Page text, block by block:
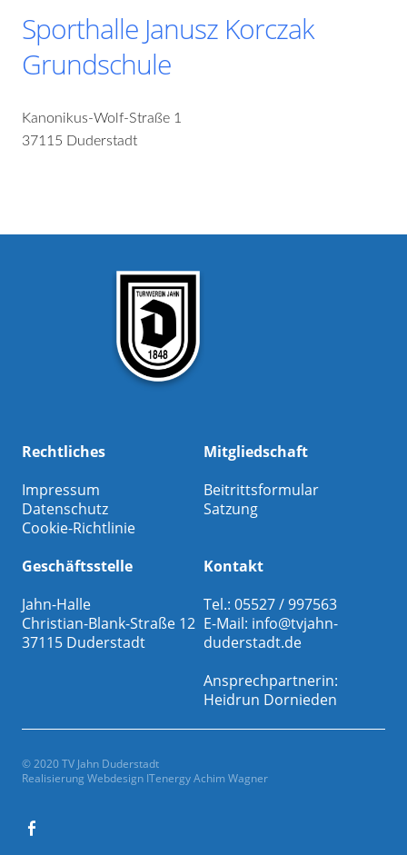
Sporthalle Janusz Korczak
Grundschule
Kanonikus-Wolf-Straße 1
37115 Duderstadt
Rechtliches
Impressum
Datenschutz
Cookie-Richtlinie
Mitgliedschaft
Beitrittsformular
Satzung
Geschäftsstelle
Jahn-Halle
Christian-Blank-Straße 12
37115 Duderstadt
Kontakt
Tel.: 05527 / 997563
E-Mail: info@tvjahn-
duderstadt.de
Ansprechpartnerin:
Heidrun Dornieden
© 2020 TV Jahn Duderstadt
Realisierung Webdesign ITenergy Achim Wagner